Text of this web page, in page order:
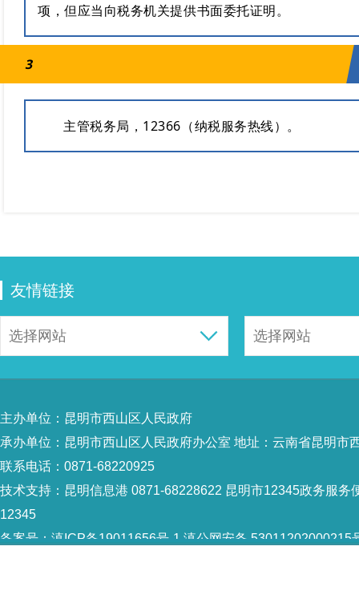
项，但应当向税务机关提供书面委托证明。
3
主管税务局，12366（纳税服务热线）。
友情链接
主办单位：昆明市西山区人民政府
承办单位：昆明市西山区人民政府办公室 地址：云南省昆明市
联系电话：0871-68220925
技术支持： 昆明信息港 0871-68228622 昆明市12345政务服务
12345
备案号： 滇ICP备19011656号-1 滇公网安备 53011202000215